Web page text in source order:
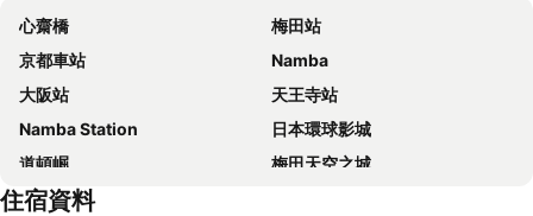
心齋橋
梅田站
京都車站
Namba
大阪站
天王寺站
Namba Station
日本環球影城
道頓崛
梅田天空之城
Namba City
住宿資料